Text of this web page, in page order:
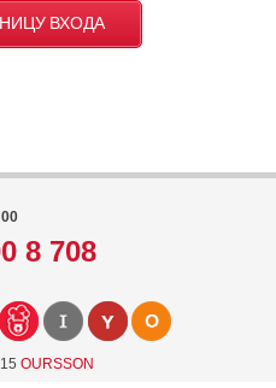
ВХОДА
8 708
OURSSON